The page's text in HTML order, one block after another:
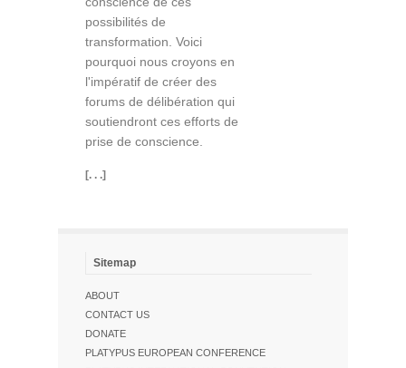
possibilités de
transformation. Voici
pourquoi nous croyons en
l'impératif de créer des
forums de délibération qui
soutiendront ces efforts de
prise de conscience.
[. . .]
Sitemap
ABOUT
CONTACT US
DONATE
PLATYPUS EUROPEAN CONFERENCE